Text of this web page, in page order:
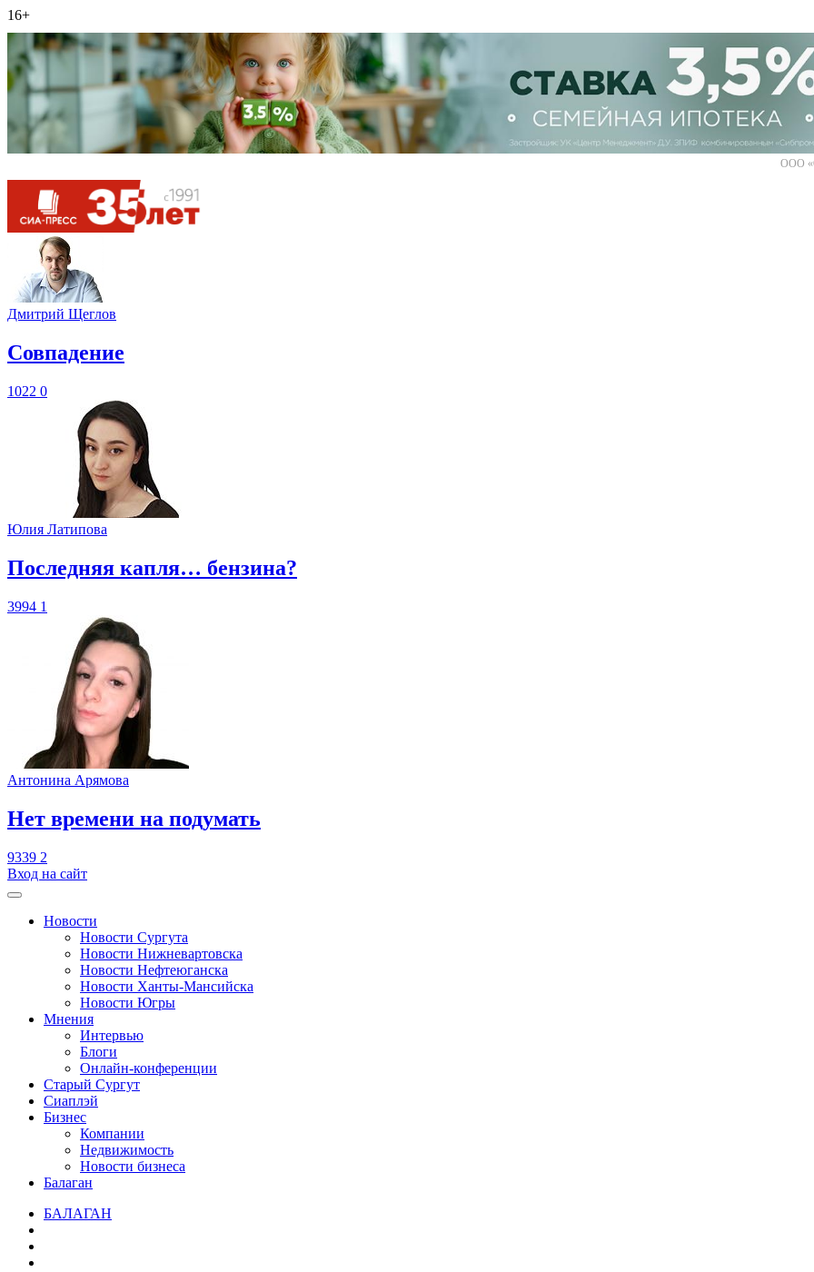
16+
ООО
Дмитрий Щеглов
​Совпадение
1022 0
Юлия Латипова
​Последняя капля… бензина?
3994 1
Антонина Арямова
​Нет времени на подумать
9339 2
Вход на сайт
Новости
Новости Сургута
Новости Нижневартовска
Новости Нефтеюганска
Новости Ханты-Мансийска
Новости Югры
Мнения
Интервью
Блоги
Онлайн-конференции
Старый Сургут
Сиаплэй
Бизнес
Компании
Недвижимость
Новости бизнеса
Балаган
БАЛАГАН